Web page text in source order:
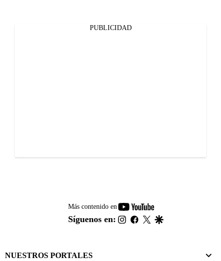
PUBLICIDAD
Más contenido en
youtube-
footer
Síguenos en: instagram
facebook
twitter
NUESTROS PORTALES